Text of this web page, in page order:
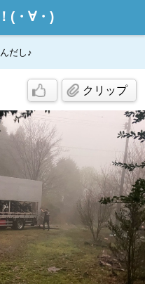
(・∀・)
だし♪
クリップ